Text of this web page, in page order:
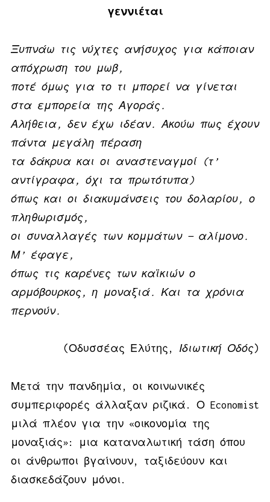
γεννιέται
Ξυπνάω τις νύχτες ανήσυχος για κάποιαν
απόχρωση του μωβ,
ποτέ όμως για το τι μπορεί να γίνεται
στα εμπορεία της Αγοράς.
Αλήθεια, δεν έχω ιδέαν. Ακούω πως έχουν
πάντα μεγάλη πέραση
τα δάκρυα και οι αναστεναγμοί (τ’
αντίγραφα, όχι τα πρωτότυπα)
όπως και οι διακυμάνσεις του δολαρίου, ο
πληθωρισμός,
οι συναλλαγές των κομμάτων — αλίμονο.
Μ’ έφαγε,
όπως τις καρένες των καϊκιών ο
αρμόβουρκος, η μοναξιά. Και τα χρόνια
περνούν.
(Οδυσσέας Ελύτης, Ιδιωτική Οδός)
Μετά την πανδημία, οι κοινωνικές
συμπεριφορές άλλαξαν ριζικά. Ο Economist
μιλά πλέον για την «οικονομία της
μοναξιάς»: μια καταναλωτική τάση όπου
οι άνθρωποι βγαίνουν, ταξιδεύουν και
διασκεδάζουν μόνοι.